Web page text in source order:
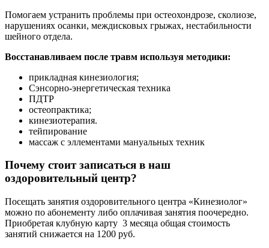
Помогаем устранить проблемы при остеохондрозе, сколиозе,
нарушениях осанки, междисковых грыжах, нестабильности
шейного отдела.
Восстанавливаем после травм используя методики:
прикладная кинезиология;
Сэнсорно-энергетическая техника
ПДТР
остеопрактика;
кинезиотерапия.
тейпирование
массаж с эллементами мануальных техник
Почему стоит записаться в наш
оздоровительный центр?
Посещать занятия оздоровительного центра «Кинезиолог»
можно по абонементу либо оплачивая занятия поочередно.
Приобретая клубную карту 3 месяца общая стоимость
занятий снижается на 1200 руб.